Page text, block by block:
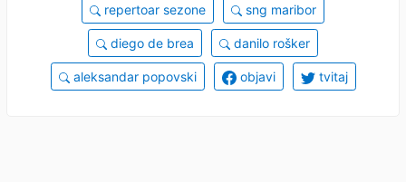
repertoar sezone sng maribor
diego de brea danilo rošker
aleksandar popovski objavi tvitaj